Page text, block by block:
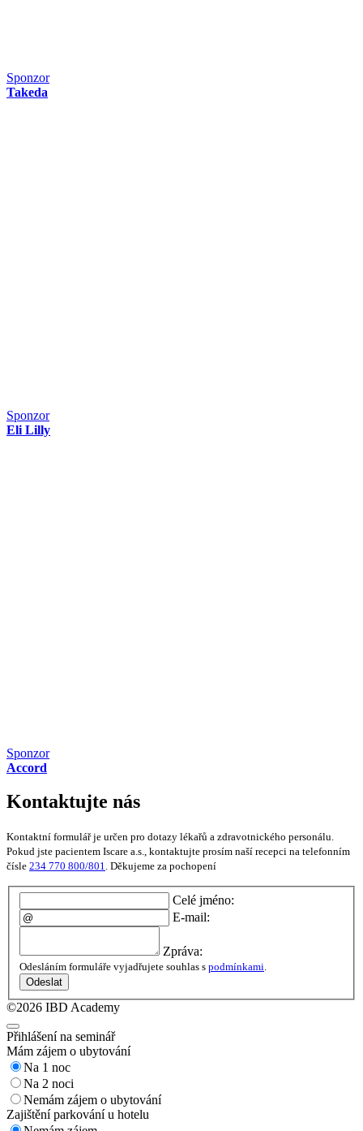
Sponzor
Takeda
Sponzor
Eli Lilly
Sponzor
Accord
Kontaktujte nás
Kontaktní formulář je určen pro dotazy lékařů a zdravotnického personálu.
Pokud jste pacientem Iscare a.s., kontaktujte prosím naší recepci na telefonním
čísle 234 770 800/801. Děkujeme za pochopení
Celé jméno:
E-mail:
Zpráva:
Odesláním formuláře vyjadřujete souhlas s podmínkami
Odeslat
©2026 IBD Academy
Přihlášení na seminář
Mám zájem o ubytování
Na 1 noc
Na 2 noci
Nemám zájem o ubytování
Zajištění parkování u hotelu